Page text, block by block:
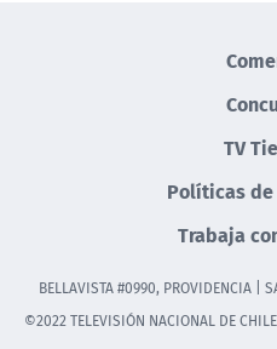
TV
Políticas
Trabaja
BELLAVISTA #0990, PROVIDENCIA |
©2022 TELEVISIÓN NACIONAL DE